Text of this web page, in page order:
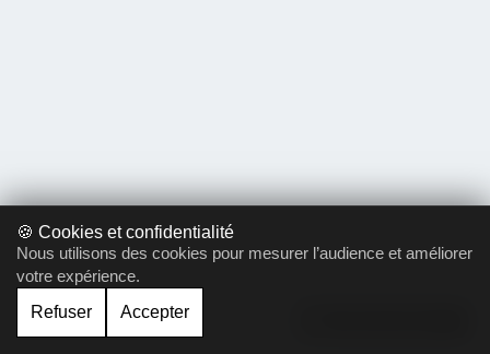
🍪 Cookies et confidentialité
Nous utilisons des cookies pour mesurer l’audience et améliorer
votre expérience.
Refuser
Accepter